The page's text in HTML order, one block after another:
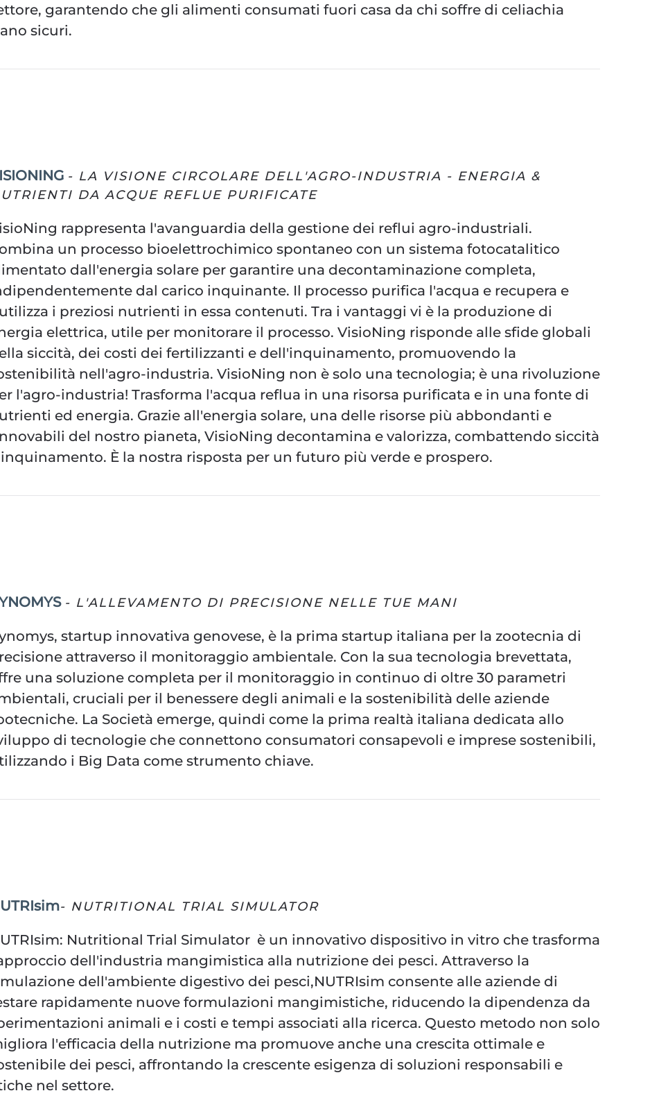
garantendo che gli alimenti consumati fuori casa da chi soffre di celiachia
sicuri.
- LA VISIONE CIRCOLARE DELL'AGRO-INDUSTRIA - ENERGIA &
DA ACQUE REFLUE PURIFICATE
rappresenta l'avanguardia della gestione dei reflui agro-industriali.
un processo bioelettrochimico spontaneo con un sistema fotocatalitico
dall'energia solare per garantire una decontaminazione completa,
dal carico inquinante. Il processo purifica l'acqua e recupera e
i preziosi nutrienti in essa contenuti. Tra i vantaggi vi è la produzione di
elettrica, utile per monitorare il processo. VisioNing risponde alle sfide globali
siccità, dei costi dei fertilizzanti e dell'inquinamento, promuovendo la
nell'agro-industria. VisioNing non è solo una tecnologia; è una rivoluzione
l'agro-industria! Trasforma l'acqua reflua in una risorsa purificata e in una fonte di
ed energia. Grazie all'energia solare, una delle risorse più abbondanti e
del nostro pianeta, VisioNing decontamina e valorizza, combattendo siccità
È la nostra risposta per un futuro più verde e prospero.
- L'ALLEVAMENTO DI PRECISIONE NELLE TUE MANI
startup innovativa genovese, è la prima startup italiana per la zootecnia di
attraverso il monitoraggio ambientale. Con la sua tecnologia brevettata,
una soluzione completa per il monitoraggio in continuo di oltre 30 parametri
cruciali per il benessere degli animali e la sostenibilità delle aziende
La Società emerge, quindi come la prima realtà italiana dedicata allo
di tecnologie che connettono consumatori consapevoli e imprese sostenibili,
i Big Data come strumento chiave.
- NUTRITIONAL TRIAL SIMULATOR
: Nutritional Trial Simulator è un innovativo dispositivo in vitro che trasforma
dell'industria mangimistica alla nutrizione dei pesci. Attraverso la
dell'ambiente digestivo dei pesci,NUTRIsim consente alle aziende di
rapidamente nuove formulazioni mangimistiche, riducendo la dipendenza da
animali e i costi e tempi associati alla ricerca. Questo metodo non solo
l'efficacia della nutrizione ma promuove anche una crescita ottimale e
dei pesci, affrontando la crescente esigenza di soluzioni responsabili e
nel settore.